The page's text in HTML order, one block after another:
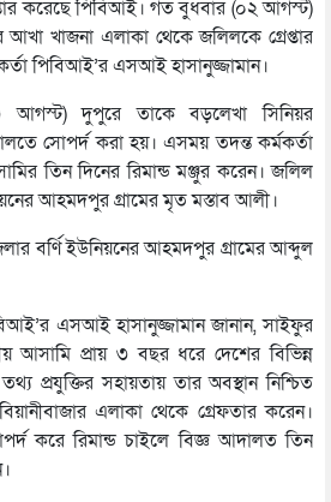
করেছে পিবিআই। গত বুধবার (০২ আগস্ট)
আখা খাজনা এলাকা থেকে জলিলকে গ্রেপ্তার
পিবিআই’র এসআই হাসানুজ্জামান।
আগস্ট) দুপুরে তাকে বড়লেখা সিনিয়র
সোপর্দ করা হয়। এসময় তদন্ত কর্মকর্তা
তিন দিনের রিমান্ড মঞ্জুর করেন। জলিল
আহমদপুর গ্রামের মৃত মস্তাব আলী।
বর্ণি ইউনিয়নের আহমদপুর গ্রামের আব্দুল
এসআই হাসানুজ্জামান জানান, সাইফুর
আসামি প্রায় ৩ বছর ধরে দেশের বিভিন্ন
প্রযুক্তির সহায়তায় তার অবস্থান নিশ্চিত
এলাকা থেকে গ্রেফতার করেন।
করে রিমান্ড চাইলে বিজ্ঞ আদালত তিন